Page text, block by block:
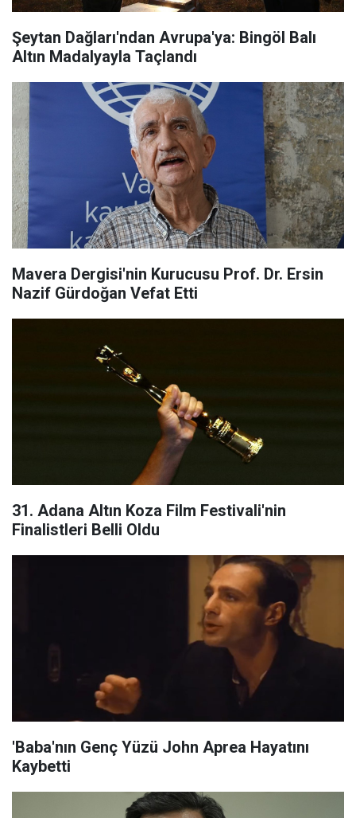
Şeytan Dağları'ndan Avrupa'ya: Bingöl Balı
Altın Madalyayla Taçlandı
Mavera Dergisi'nin Kurucusu Prof. Dr. Ersin
Nazif Gürdoğan Vefat Etti
31. Adana Altın Koza Film Festivali'nin
Finalistleri Belli Oldu
'Baba'nın Genç Yüzü John Aprea Hayatını
Kaybetti